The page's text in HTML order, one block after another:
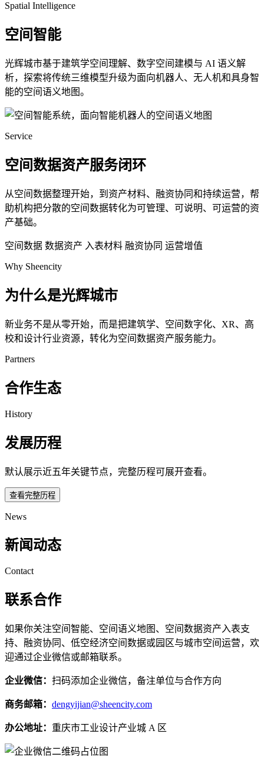
Spatial Intelligence
空间智能
光辉城市基于建筑学空间理解、数字空间建模与 AI 语义解
析，探索将传统三维模型升级为面向机器人、无人机和具身智
能的空间语义地图。
Service
空间数据资产服务闭环
从空间数据整理开始，到资产材料、融资协同和持续运营，帮
助机构把分散的空间数据转化为可管理、可说明、可运营的资
产基础。
空间数据 数据资产 入表材料 融资协同 运营增值
Why Sheencity
为什么是光辉城市
新业务不是从零开始，而是把建筑学、空间数字化、XR、高
校和设计行业资源，转化为空间数据资产服务能力。
Partners
合作生态
History
发展历程
默认展示近五年关键节点，完整历程可展开查看。
查看完整历程
News
新闻动态
Contact
联系合作
如果你关注空间智能、空间语义地图、空间数据资产入表支
持、融资协同、低空经济空间数据或园区与城市空间运营，欢
迎通过企业微信或邮箱联系。
企业微信： 扫码添加企业微信，备注单位与合作方向
商务邮箱： dengyijian@sheencity.com
办公地址： 重庆市工业设计产业城 A 区